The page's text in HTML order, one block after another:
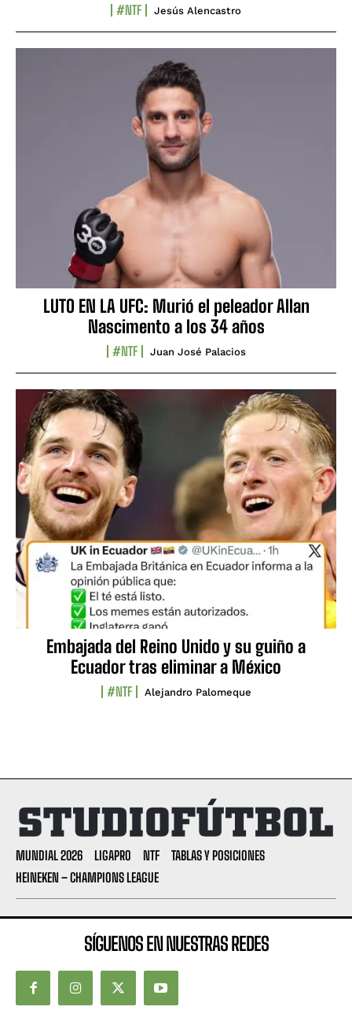
#NTF Jesús Alencastro
LUTO EN LA UFC: Murió el peleador Allan
Nascimento a los 34 años
#NTF Juan José Palacios
Embajada del Reino Unido y su guiño a
Ecuador tras eliminar a México
#NTF Alejandro Palomeque
MUNDIAL 2026 LIGAPRO NTF
TABLAS Y POSICIONES
HEINEKEN – CHAMPIONS LEAGUE
SÍGUENOS EN NUESTRAS REDES